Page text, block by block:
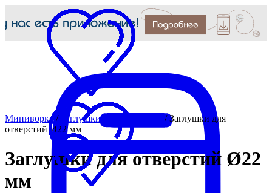
Миниворкс / Заглушки для отверстий /Заглушки для
отверстий Ø22 мм
Заглушки для отверстий Ø22
мм